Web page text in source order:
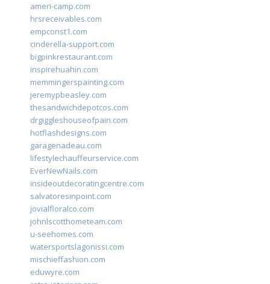
ameri-camp.com
hrsreceivables.com
empconst1.com
cinderella-support.com
bigpinkrestaurant.com
inspirehuahin.com
memmingerspainting.com
jeremypbeasley.com
thesandwichdepotcos.com
drgiggleshouseofpain.com
hotflashdesigns.com
garagenadeau.com
lifestylechauffeurservice.com
EverNewNails.com
insideoutdecoratingcentre.com
salvatoresinpoint.com
jovialfloralco.com
johnlscotthometeam.com
u-seehomes.com
watersportslagonissi.com
mischieffashion.com
eduwyre.com